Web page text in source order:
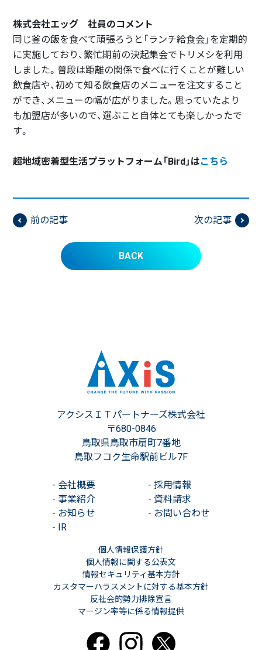
株式会社エッグ 社員のコメント
同じ釜の飯を食べて頑張ろうと「ランチ給食会」を定期的
に実施しており、繁忙期前の決起集会でトリメシを利用
しました。普段は距離の関係で食べに行くことが難しい
飲食店や、初めて知る飲食店のメニューを注文すること
ができ、メニューの幅が広がりました。思っていたより
も加盟店が多いので、選ぶこと自体とても楽しかったで
す。
超地域密着型生活プラットフォーム「Bird」はこちら
前の記事 次の記事
BACK
アクシスＩＴパートナーズ株式会社
〒680-0846
鳥取県鳥取市扇町7番地
鳥取フコク生命駅前ビル7F
- 会社概要
- 事業紹介
- お知らせ
- IR
- 採用情報
- 資料請求
- お問い合わせ
個人情報保護方針
個人情報に関する公表文
情報セキュリティ基本方針
カスタマーハラスメントに対する基本方針
反社会的勢力排除宣言
マージン率等に係る情報提供